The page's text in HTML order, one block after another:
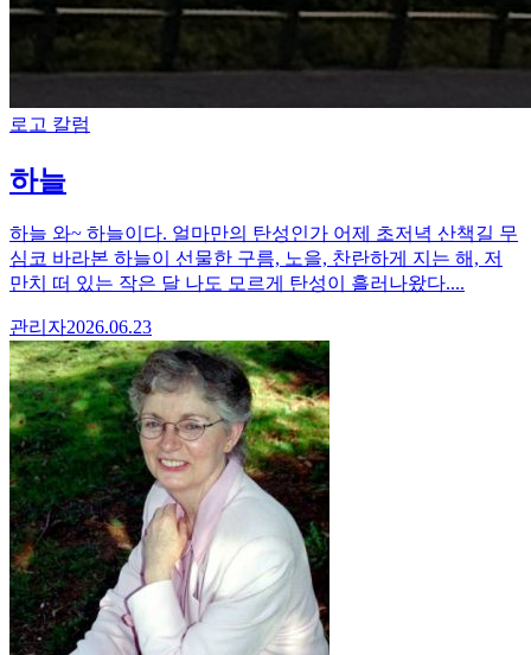
로고 칼럼
하늘
하늘 와~ 하늘이다. 얼마만의 탄성인가 어제 초저녁 산책길 무
심코 바라본 하늘이 선물한 구름, 노을, 찬란하게 지는 해, 저
만치 떠 있는 작은 달 나도 모르게 탄성이 흘러나왔다....
관리자2026.06.23